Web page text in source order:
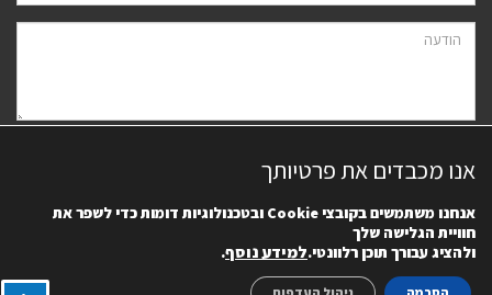
הפרטיותשל האתר. ידוע לי שאוכל לבטל את הרישום בכל עת.
אנו מכבדים את פרטיותך
אנחנו משתמשים בקובציCookie ובטכנולוגיות דומות כדי לשפר את
חוויית הגלישה שלך
ולהציג עבורך תוכן רלוונטי.למידע נוסף.